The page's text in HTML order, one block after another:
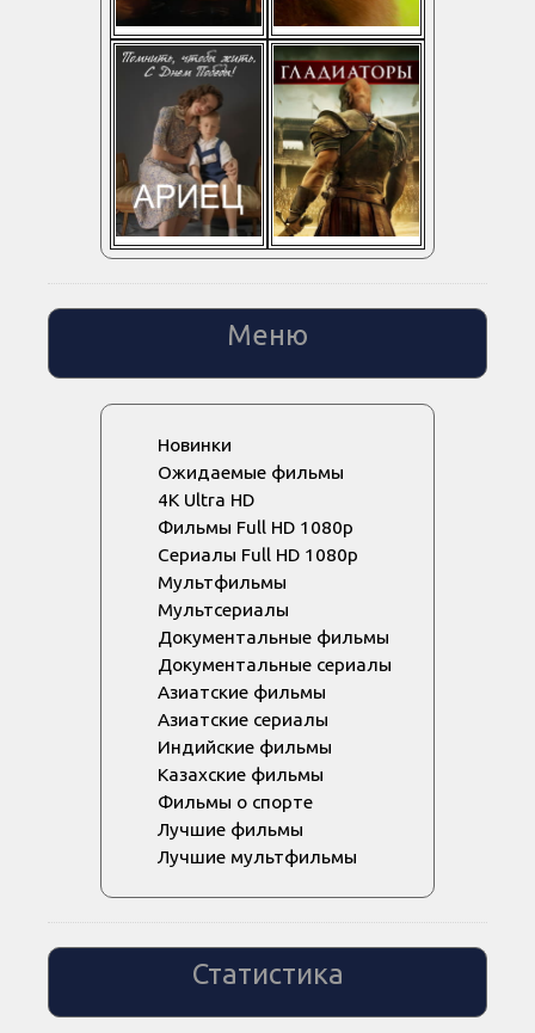
Меню
Новинки
Ожидаемые фильмы
4K Ultra HD
Фильмы Full HD 1080p
Сериалы Full HD 1080p
Мультфильмы
Мультсериалы
Документальные фильмы
Документальные сериалы
Азиатские фильмы
Азиатские сериалы
Индийские фильмы
Казахские фильмы
Фильмы о спорте
Лучшие фильмы
Лучшие мультфильмы
Статистика